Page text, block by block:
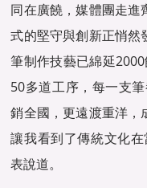
同在廣饒，媒體團走
式的堅守與創新正悄然
筆制作技藝已綿延
50多道工序，每一支
銷全國，更遠渡重洋，
讓我看到了傳統文化
表說道。